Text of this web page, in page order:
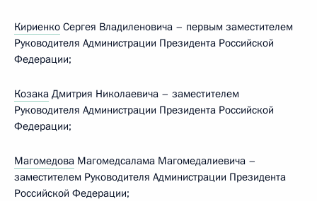
Кириенко Сергея Владиленовича – первым заместителем
Руководителя Администрации Президента Российской
Федерации;
Козака Дмитрия Николаевича – заместителем
Руководителя Администрации Президента Российской
Федерации;
Магомедова Магомедсалама Магомедалиевича –
заместителем Руководителя Администрации Президента
Российской Федерации;